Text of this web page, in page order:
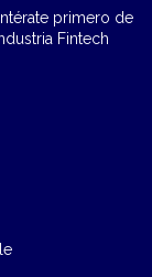
primero de
Fintech